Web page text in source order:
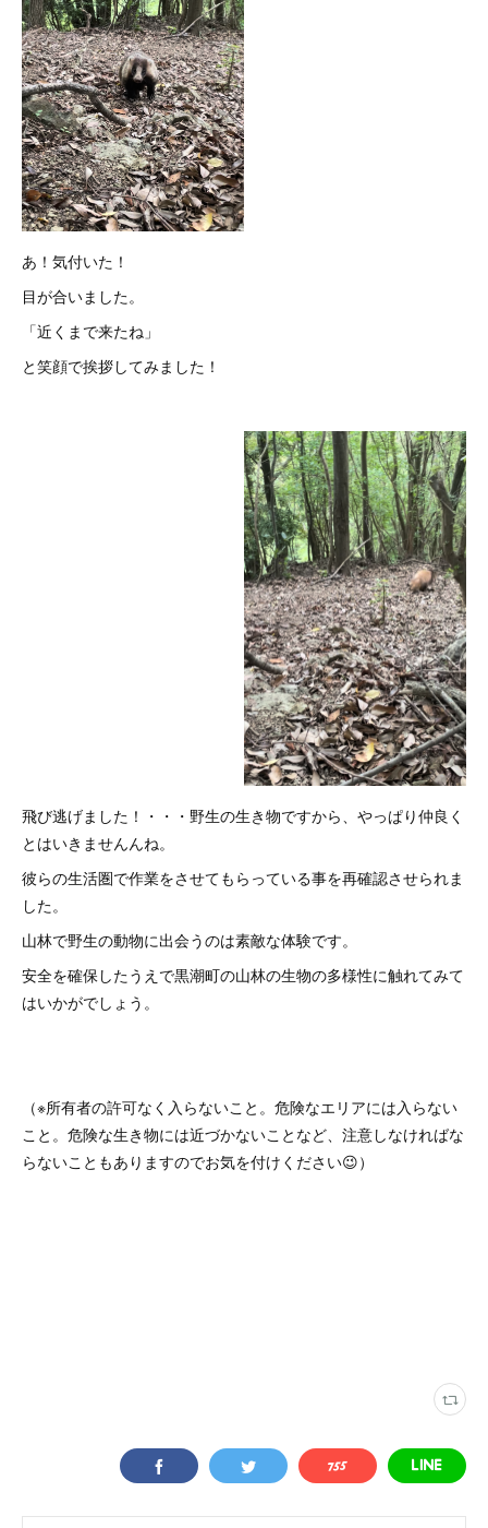
あ！気付いた！
目が合いました。
「近くまで来たね」
と笑顔で挨拶してみました！
飛び逃げました！・・・野生の生き物ですから、やっぱり仲良く
とはいきませんんね。
彼らの生活圏で作業をさせてもらっている事を再確認させられま
した。
山林で野生の動物に出会うのは素敵な体験です。
安全を確保したうえで黒潮町の山林の生物の多様性に触れてみて
はいかがでしょう。
（※所有者の許可なく入らないこと。危険なエリアには入らない
こと。危険な生き物には近づかないことなど、注意しなければな
らないこともありますのでお気を付けください😉）